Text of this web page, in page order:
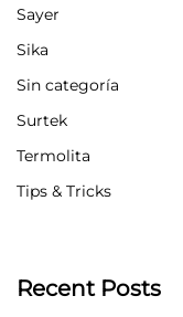
Sayer
Sika
Sin categoría
Surtek
Termolita
Tips & Tricks
Recent Posts